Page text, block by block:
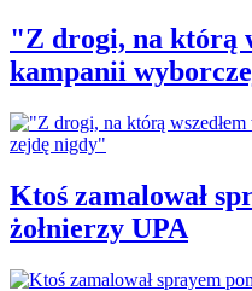
"Z drogi, na którą
kampanii
Ktoś zamalował
żołnierzy UPA